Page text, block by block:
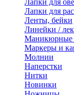
Лапки для
Лапки для
Ленты, бейки
Линейки /
Маникюрные
Маркеры и
Молнии
Наперстки
Нитки
Новинки